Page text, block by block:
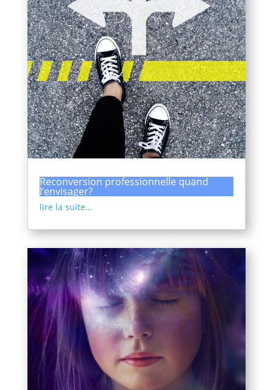
Reconversion professionnelle quand
l’envisager?
lire la suite...